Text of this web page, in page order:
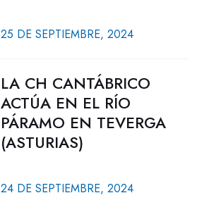
25 DE SEPTIEMBRE, 2024
LA CH CANTÁBRICO
ACTÚA EN EL RÍO
PÁRAMO EN TEVERGA
(ASTURIAS)
24 DE SEPTIEMBRE, 2024